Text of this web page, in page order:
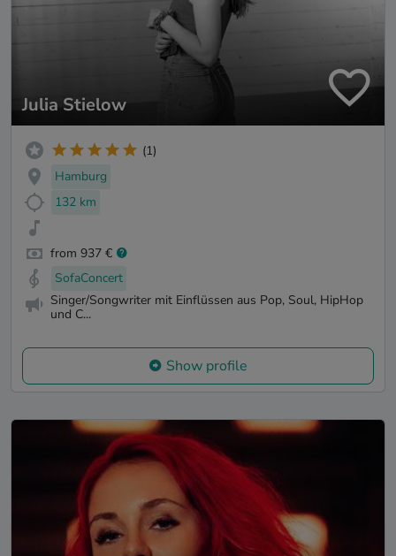
Julia Stielow
(1)
Hamburg
132 km
from 937 €
SofaConcert
Singer/Songwriter mit Einflüssen aus Pop, Soul, HipHop
und C...
Show profile